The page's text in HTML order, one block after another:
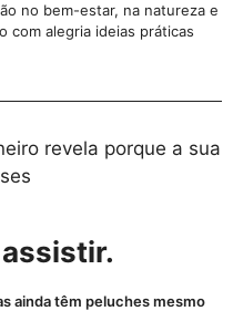
no bem-estar, na natureza e
com alegria ideias práticas
revela porque a sua
ainda têm peluches mesmo